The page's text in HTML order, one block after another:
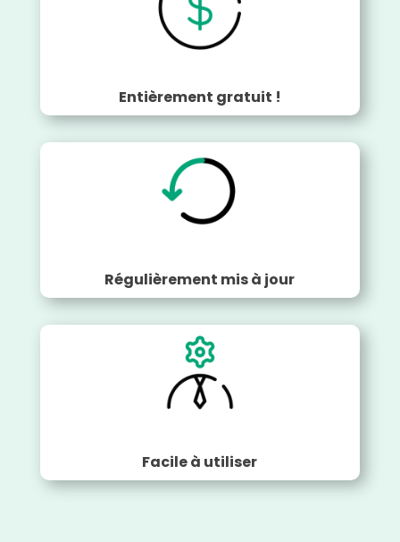
Entièrement gratuit !
Régulièrement mis à jour
Facile à utiliser